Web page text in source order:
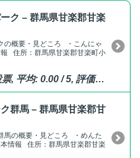
ク – 群馬県甘楽郡甘楽
の概要・見どころ ・こんにゃ
報 住所：群馬県甘楽郡甘楽町小
票, 平均: 0.00 / 5, 評価済
群馬 – 群馬県甘楽郡甘
馬の概要・見どころ ・めんた
情報 住所：群馬県甘楽郡甘楽